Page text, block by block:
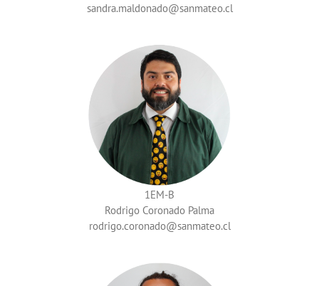
sandra.maldonado
1EM-B
Rodrigo Coronado Palma
rodrigo.coronado